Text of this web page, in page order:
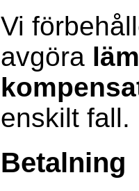
Vi
avgöra
enskilt fall.
Betalning